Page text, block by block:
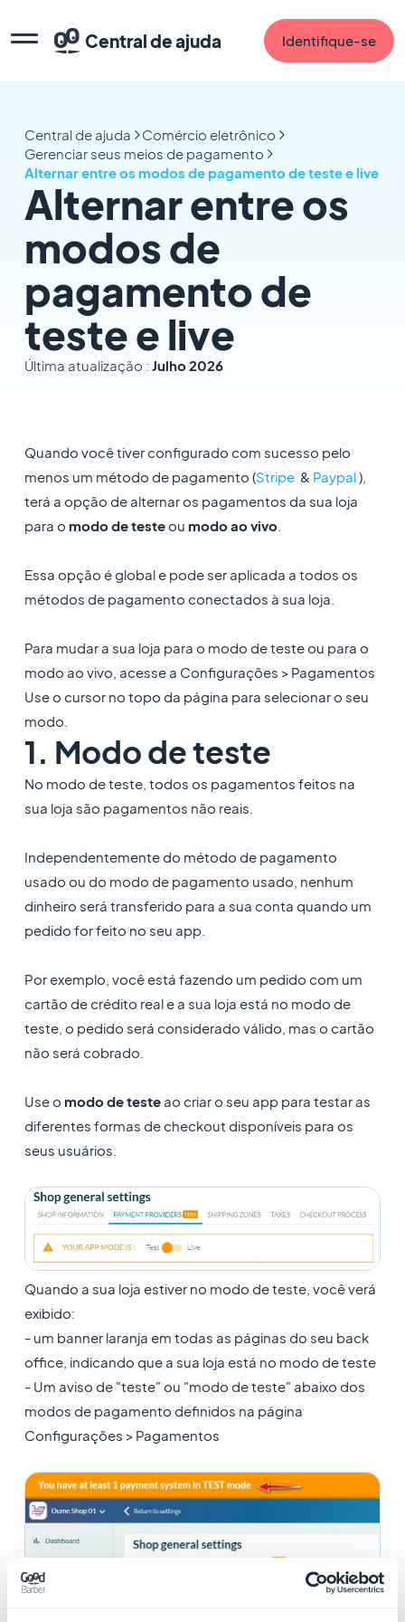
Central de ajuda Identifique-se
Central de ajuda
Comércio eletrônico
Gerenciar seus meios de pagamento
Alternar entre os modos de pagamento de teste e live
Alternar entre os
modos de
pagamento de
teste e live
Última atualização : Julho 2026
Quando você tiver configurado com sucesso pelo
menos um método de pagamento (Stripe& Paypal),
terá a opção de alternar os pagamentos da sua loja
para o modo de testeou modo ao vivo.
Essa opção é global e pode ser aplicada a todos os
métodos de pagamento conectados à sua loja.
Para mudar a sua loja para o modo de teste ou para o
modo ao vivo, acesse a Configurações > Pagamentos
Use o cursor no topo da página para selecionar o seu
modo.
1. Modo de teste
No modo de teste, todos os pagamentos feitos na
sua loja são pagamentos não reais.
Independentemente do método de pagamento
usado ou do modo de pagamento usado, nenhum
dinheiro será transferido para a sua conta quando um
pedido for feito no seu app.
Por exemplo, você está fazendo um pedido com um
cartão de crédito real e a sua loja está no modo de
teste, o pedido será considerado válido, mas o cartão
não será cobrado.
Use o modo de testeao criar o seu app para testar as
diferentes formas de checkout disponíveis para os
seus usuários.
Quando a sua loja estiver no modo de teste, você verá
exibido:
- um banner laranja em todas as páginas do seu back
office, indicando que a sua loja está no modo de teste
- Um aviso de "teste" ou "modo de teste" abaixo dos
modos de pagamento definidos na página
Configurações > Pagamentos